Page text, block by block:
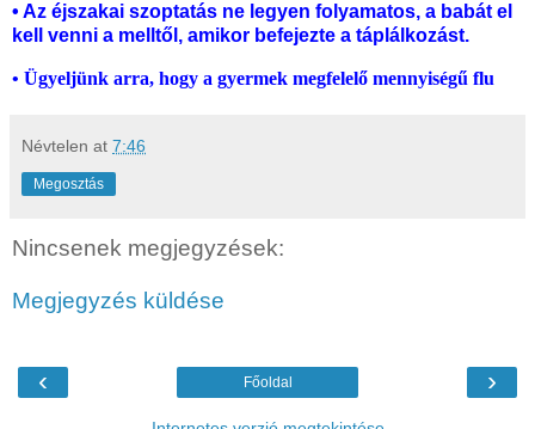
• Az éjszakai szoptatás ne legyen folyamatos, a babát el
kell venni a melltől, amikor befejezte a táplálkozást.
• Ügyeljünk arra, hogy a gyermek megfelelő mennyiségű flu
Névtelen at 7:46
Megosztás
Nincsenek megjegyzések:
Megjegyzés küldése
‹ ›
Főoldal